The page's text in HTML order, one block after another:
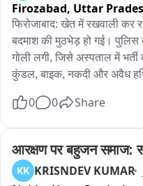
Firozabad, Uttar
फिरोजाबाद: खेत में रखवाली
बदमाश की मुठभेड़ हो गई। पुलिस
गोली लगी, जिसे अस्पताल में
कुंडल, बाइक, नकदी और अवैध
बाइक सवार संदिग्ध युवक आया।
बदमाश पुलिस अभिरक्षा में
1200 रुपये नकद, एक पल्सर
खोखा और तीन जिंदा कारतूस
0 0 Share
आरक्षण पर बहुजन समाज:
KK KRISNDEV KUMAR